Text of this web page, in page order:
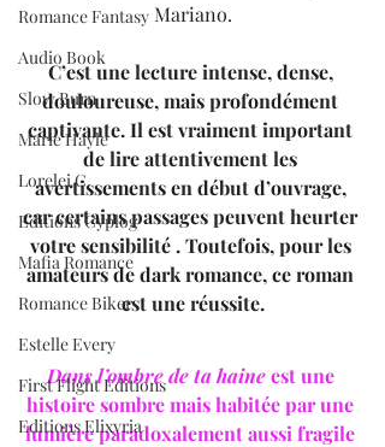
Romance Fantasy
Audio Book
Slow Burn
Marie Hayle
Lorelei C.
Editions Cyplog
Mafia Romance
Romance Biker
Estelle Every
First Flight Editions
Editions Elixyria
Mariano.
C’est une lecture intense, dense,
douloureuse, mais profondément
captivante. Il est vraiment important
de lire attentivement les
avertissements en début d’ouvrage,
car certains passages peuvent heurter
votre sensibilité . Toutefois, pour les
amateurs de dark romance, ce roman
est une réussite.
Dans l’ombre de ta haine est une
histoire sombre mais habitée par une
lumière paradoxalement aussi fragile